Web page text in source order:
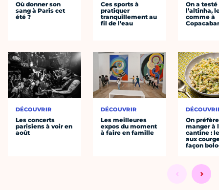
Où donner son
sang à Paris cet
été ?
DÉCOUVRIR
Les concerts
parisiens à voir en
août
Ces sports à
pratiquer
tranquillement au
fil de l’eau
DÉCOUVRIR
Les meilleures
expos du moment
à faire en famille
On a testé
l’altinha,
comme à
On préfère
manger à
cantine :
aux
façon